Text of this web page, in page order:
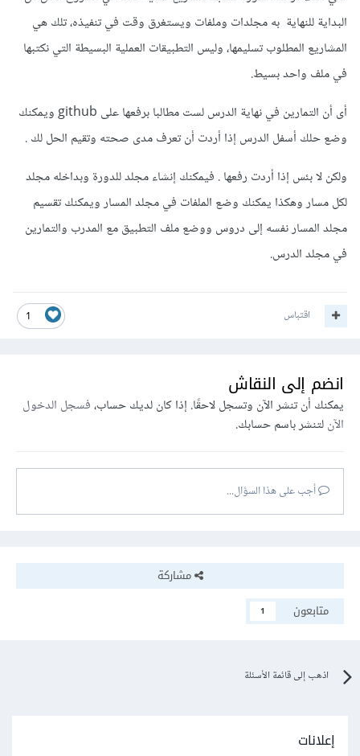
البداية للنهاية به مجلدات وملفات ويستغرق وقت في تنفيذه، تلك هي
المشاريع المطلوب تسليمها، وليس التطبيقات العملية البسيطة التي نكتبها
في ملف واحد بسيط.
أى أن التمارين في نهاية الدرس لست مطالبا برفعها على github ويمكنك
وضع حلك أسفل الدرس إذا أردت أن تعرف مدى صحته وتقيم الحل لك .
ولكن لا بئس إذا أردت رفعها . فيمكنك إنشاء مجلد للدورة وبداخله مجلد
لكل مسار وهكذا يمكنك وضع الملفات في مجلد المسار ويمكنك تقسيم
مجلد المسار نفسه إلى دروس ووضع ملف التطبيق مع المدرب والتمارين
في مجلد الدرس.
1 اقتباس
انضم إلى النقاش
يمكنك أن تنشر الآن وتسجل لاحقًا. إذا كان لديك حساب،فسجل الدخول
الآنلتنشر باسم حسابك.
أجب على هذا السؤال...
مشاركة
متابعون
1
اذهب إلى قائمة الأسئلة
إعلانات